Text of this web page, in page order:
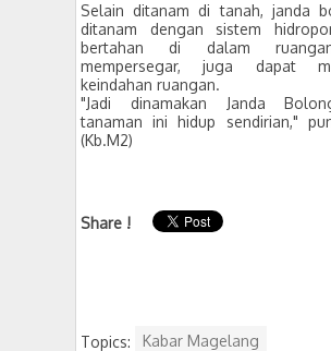
Selain ditanam di tanah, janda
ditanam dengan sistem
bertahan di dalam
mempersegar, juga dapat
keindahan ruangan.
"Jadi dinamakan Janda
tanaman ini hidup sendirian,"
(Kb.M2)
Share !
Topics: Kabar Magelang